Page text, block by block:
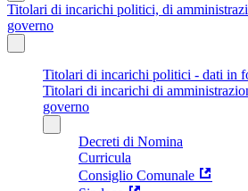
Titolari di incarichi politici, di
governo
Titolari di incarichi politici - dati in
Titolari di incarichi di
governo
Decreti di Nomina
Curricula
Consiglio Comunale